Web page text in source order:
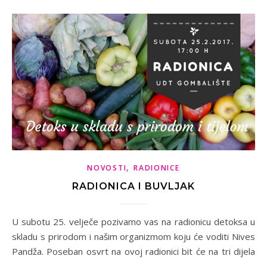
NOVOSTI,RADIONICE
RADIONICA I BUVLJAK
U subotu 25. velječe pozivamo vas na radionicu detoksa u
skladu s prirodom i našim organizmom koju će voditi Nives
Pandža. Poseban osvrt na ovoj radionici bit će na tri dijela